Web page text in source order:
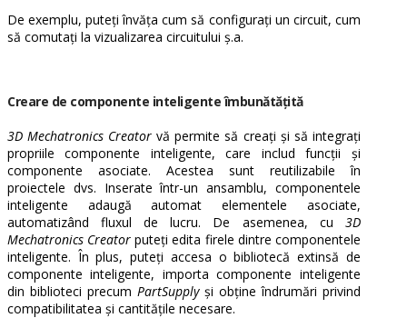
De exemplu, puteți învăța cum să configurați un circuit, cum
să comutați la vizualizarea circuitului ș.a.
Creare de componente inteligente îmbunătățită
3D Mechatronics Creator vă permite să creați și să integrați
propriile componente inteligente, care includ funcții și
componente asociate. Acestea sunt reutilizabile în
proiectele dvs. Inserate într-un ansamblu, componentele
inteligente adaugă automat elementele asociate,
automatizând fluxul de lucru. De asemenea, cu 3D
Mechatronics Creator puteți edita firele dintre componentele
inteligente. În plus, puteți accesa o bibliotecă extinsă de
componente inteligente, importa componente inteligente
din biblioteci precum PartSupplyși obține îndrumări privind
compatibilitatea și cantitățile necesare.